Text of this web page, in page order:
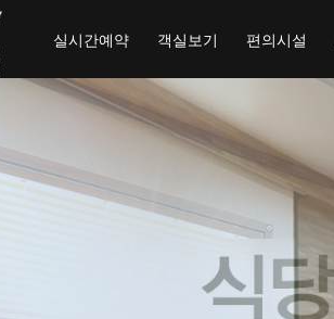
실시간예약
객실보기 편의시설